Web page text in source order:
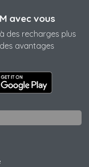
avec vous
des recharges plus
avantages